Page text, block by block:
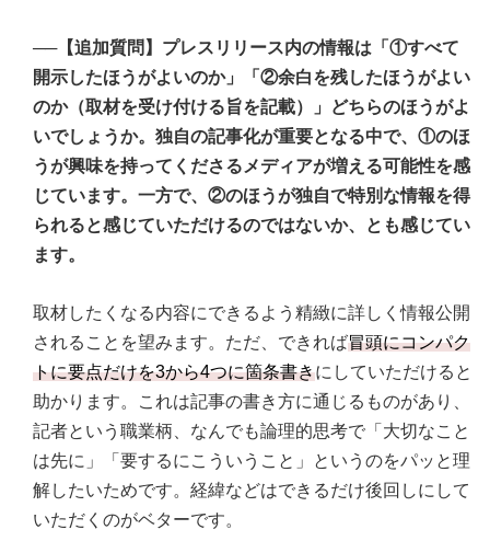
──【追加質問】プレスリリース内の情報は「①すべて
開示したほうがよいのか」「②余白を残したほうがよい
のか（取材を受け付ける旨を記載）」どちらのほうがよ
いでしょうか。独自の記事化が重要となる中で、①のほ
うが興味を持ってくださるメディアが増える可能性を感
じています。一方で、②のほうが独自で特別な情報を得
られると感じていただけるのではないか、とも感じてい
ます。
取材したくなる内容にできるよう精緻に詳しく情報公開
されることを望みます。ただ、できれば冒頭にコンパク
トに要点だけを3から4つに箇条書きにしていただけると
助かります。これは記事の書き方に通じるものがあり、
記者という職業柄、なんでも論理的思考で「大切なこと
は先に」「要するにこういうこと」というのをパッと理
解したいためです。経緯などはできるだけ後回しにして
いただくのがベターです。